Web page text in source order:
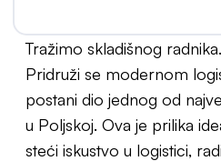
Tražimo skladišnog radnika.
Pridruži se modernom
postani dio jednog od
u Poljskoj. Ova je prilika
steći iskustvo u logistici,